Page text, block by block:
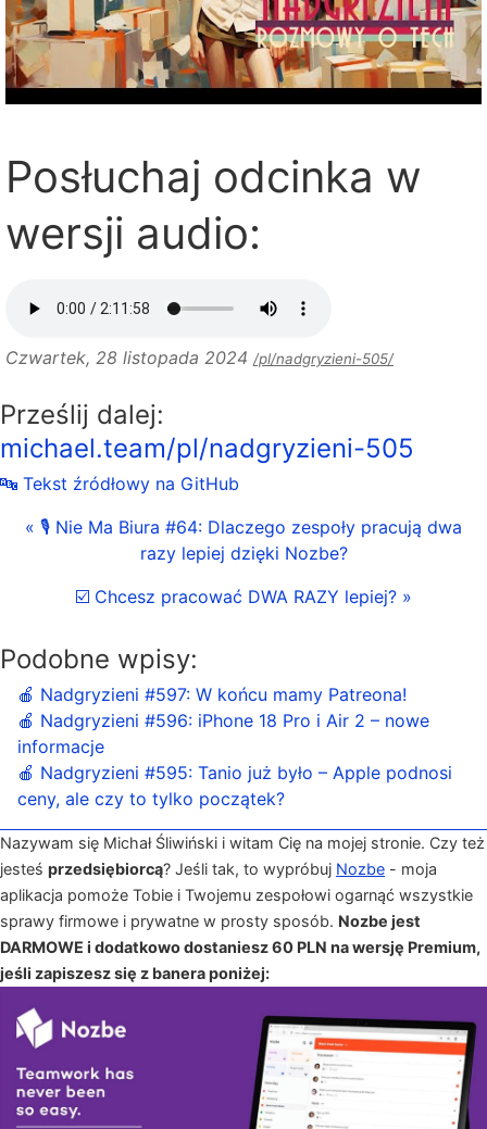
Posłuchaj odcinka w
wersji audio:
Czwartek, 28 listopada 2024 /pl/nadgryzieni-505/
Prześlij dalej:
michael.team/pl/nadgryzieni-505
🔤 Tekst źródłowy na GitHub
« 🎙 Nie Ma Biura #64: Dlaczego zespoły pracują dwa
razy lepiej dzięki Nozbe?
☑️ Chcesz pracować DWA RAZY lepiej? »
Podobne wpisy:
🍎 Nadgryzieni #597: W końcu mamy Patreona!
🍎 Nadgryzieni #596: iPhone 18 Pro i Air 2 – nowe
informacje
🍎 Nadgryzieni #595: Tanio już było – Apple podnosi
ceny, ale czy to tylko początek?
Nazywam się Michał Śliwiński i witam Cię na mojej stronie. Czy też
jesteś przedsiębiorcą? Jeśli tak, to wypróbuj Nozbe - moja
aplikacja pomoże Tobie i Twojemu zespołowi ogarnąć wszystkie
sprawy firmowe i prywatne w prosty sposób. Nozbe jest
DARMOWE i dodatkowo dostaniesz 60 PLN na wersję Premium,
jeśli zapiszesz się z banera poniżej: